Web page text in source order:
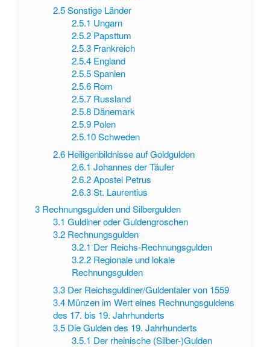
2.5 Sonstige Länder
2.5.1 Ungarn
2.5.2 Papsttum
2.5.3 Frankreich
2.5.4 England
2.5.5 Spanien
2.5.6 Rom
2.5.7 Russland
2.5.8 Dänemark
2.5.9 Polen
2.5.10 Schweden
2.6 Heiligenbildnisse auf Goldgulden
2.6.1 Johannes der Täufer
2.6.2 Apostel Petrus
2.6.3 St. Laurentius
3 Rechnungsgulden und Silbergulden
3.1 Guldiner oder Guldengroschen
3.2 Rechnungsgulden
3.2.1 Der Reichs-Rechnungsgulden
3.2.2 Regionale und lokale
Rechnungsgulden
3.3 Der Reichsguldiner/Guldentaler von 1559
3.4 Münzen im Wert eines Rechnungsguldens
des 17. bis 19. Jahrhunderts
3.5 Die Gulden des 19. Jahrhunderts
3.5.1 Der rheinische (Silber-)Gulden